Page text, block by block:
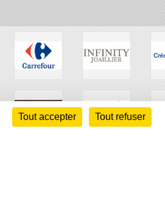
Tout accepter Tout refuser